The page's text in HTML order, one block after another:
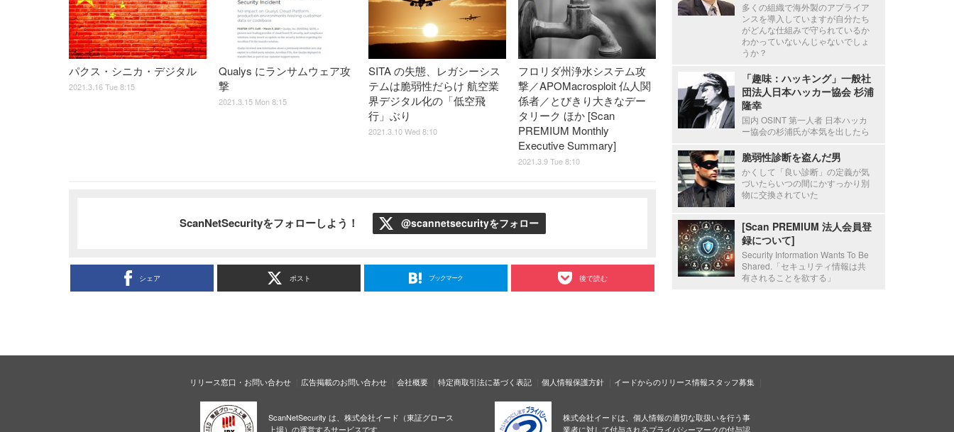
パクス・シニカ・デジタル
2021.3.16 Tue 8:15
Qualys にランサムウェア攻
撃
2021.3.15 Mon 8:15
SITA の失態、レガシーシス
テムは脆弱性だらけ 航空業
界デジタル化の「低空飛
行」ぶり
2021.3.10 Wed 8:10
フロリダ州浄水システム攻
撃／APOMacrosploit 仏人関
係者／とびきり大きなデー
タリーク ほか [Scan
PREMIUM Monthly
Executive Summary]
2021.3.9 Tue 8:10
ScanNetSecurityをフォローしよう！ @scannetsecurityをフォロー
シェア ポスト ブックマーク 後で読む
多くの組織で海外製のアプライア
ンスを導入していますが自分たち
がどんな仕組みで守られているか
わかっていないんじゃないでしょ
うか？
「趣味：ハッキング」一般社
団法人日本ハッカー協会 杉浦
隆幸
国内 OSINT 第一人者 日本ハッカ
ー協会の杉浦氏が本気を出したら
脆弱性診断を盗んだ男
かくして「良い診断」の定義が気
づいたらいつの間にかすっかり別
物に交換されていた
[Scan PREMIUM 法人会員登
録について]
Security Information Wants To Be
Shared.「セキュリティ情報は共
有されることを欲する」
リリース窓口・お問い合わせ 広告掲載のお問い合わせ 会社概要 特定商取引法に基づく表記 個人情報保護方針 イードからのリリース情報スタッフ募集
ScanNetSecurity は、株式会社イード（東証グロース
上場）の運営するサービスです。
株式会社イードは、個人情報の適切な取扱いを行う事
業者に対して付与されるプライバシーマークの付与認